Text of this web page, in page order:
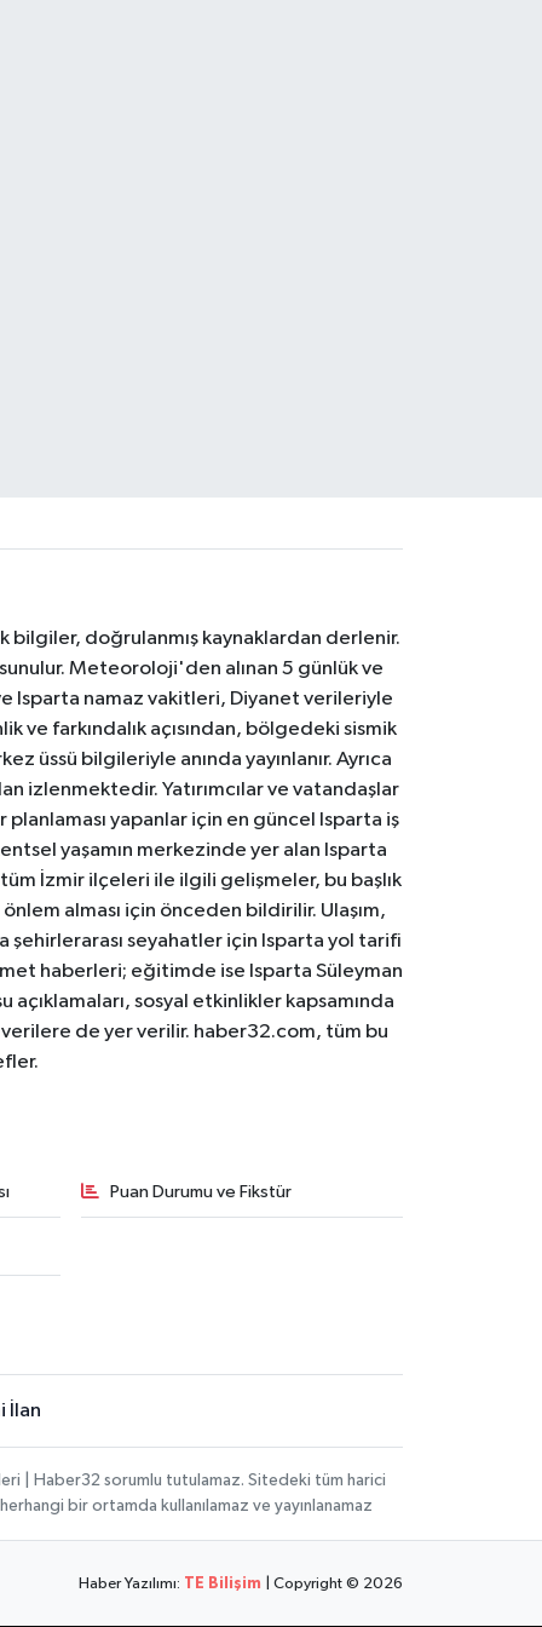
bilgiler, doğrulanmış kaynaklardan derlenir.
Meteoroloji'den alınan 5 günlük ve
Isparta namaz vakitleri, Diyanet verileriyle
ve farkındalık açısından, bölgedeki sismik
üssü bilgileriyle anında yayınlanır. Ayrıca
izlenmektedir. Yatırımcılar ve vatandaşlar
planlaması yapanlar için en güncel Isparta iş
yaşamın merkezinde yer alan Isparta
tüm İzmir ilçeleri ile ilgili gelişmeler, bu başlık
alması için önceden bildirilir. Ulaşım,
şehirlerarası seyahatler için Isparta yol tarifi
haberleri; eğitimde ise Isparta Süleyman
sosyal etkinlikler kapsamında
de yer verilir. haber32.com, tüm bu
Puan Durumu ve Fikstür
İlan
| Haber32 sorumlu tutulamaz. Sitedeki tüm harici
bir ortamda kullanılamaz ve yayınlanamaz
Haber Yazılımı: TE Bilişim | Copyright © 2026